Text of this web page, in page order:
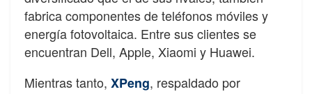
fabrica componentes de teléfonos móviles y
energía fotovoltaica. Entre sus clientes se
encuentran Dell, Apple, Xiaomi y Huawei.
Mientras tanto, XPeng, respaldado por